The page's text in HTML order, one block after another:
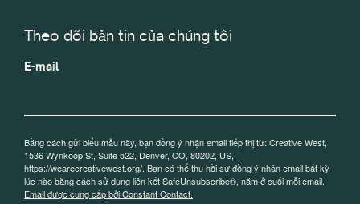
Theo dõi bản tin của chúng tôi
E-mail
Bằng cách gửi biểu mẫu này, bạn đồng ý nhận email tiếp thị từ: Creative West,
1536 Wynkoop St, Suite 522, Denver, CO, 80202, US,
https://wearecreativewest.org/. Bạn có thể thu hồi sự đồng ý nhận email bất kỳ
lúc nào bằng cách sử dụng liên kết SafeUnsubscribe®, nằm ở cuối mỗi email.
Email được cung cấp bởi Constant Contact.